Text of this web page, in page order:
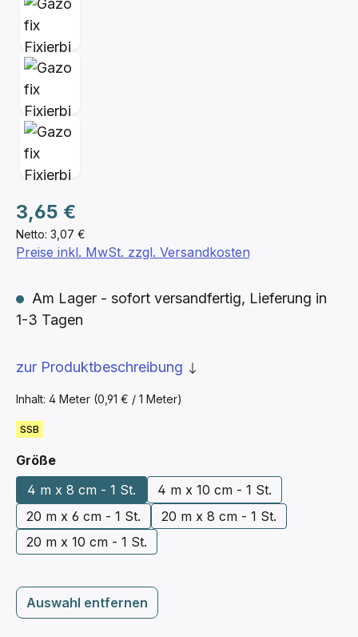
Netto: 3,07 €
Regulärer Preis:
3,65 €
Inhalt: 4 Meter (0,91 € / 1 Meter)
Preise inkl. MwSt. zzgl. Versandkosten
Am Lager - sofort versandfertig, Lieferung in
1-3 Tagen
SSB
zur Produktbeschreibung
Größeauswählen
4 m x 8 cm - 1 St.
4 m x 10 cm - 1 St.
20 m x 6 cm - 1 St.
20 m x 8 cm - 1 St.
20 m x 10 cm - 1 St.
Auswahl entfernen